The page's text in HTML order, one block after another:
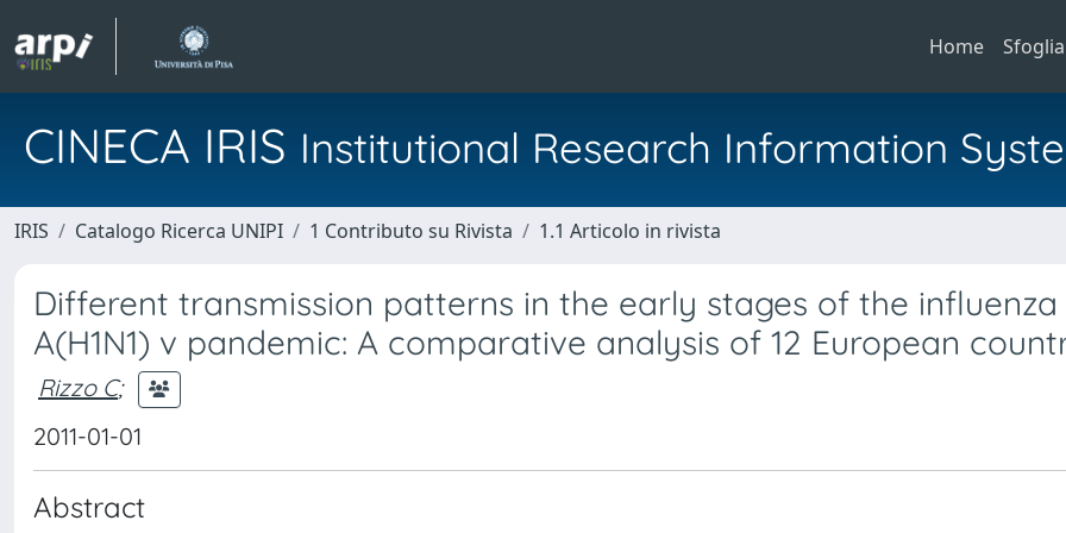
Home Sfoglia
CINECA IRIS Institutional Research Information
IRIS Catalogo Ricerca UNIPI 1 Contributo su Rivista 1.1 Articolo in rivista
Different transmission patterns in the early stages of the influenza
A(H1N1) v pandemic: A comparative analysis of 12 European
Rizzo C;
2011-01-01
Abstract